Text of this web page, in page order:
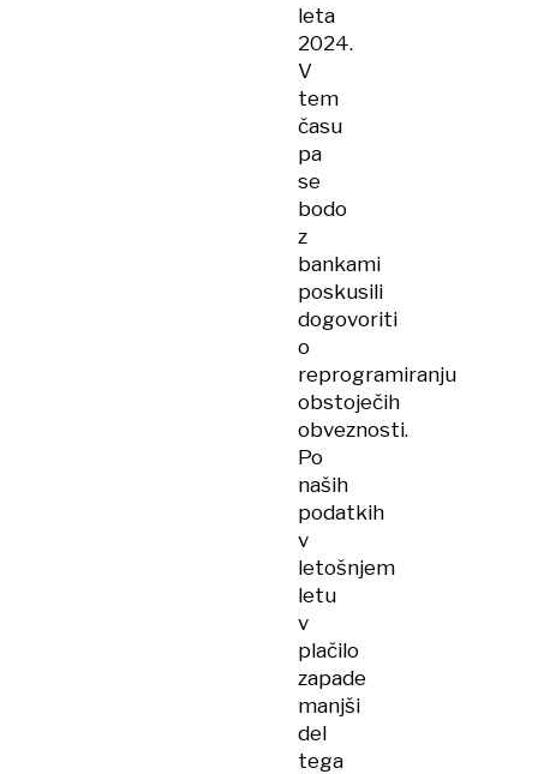
leta
2024.
V
tem
času
pa
se
bodo
z
bankami
poskusili
dogovoriti
o
reprogramiranju
obstoječih
obveznosti.
Po
naših
podatkih
v
letošnjem
letu
v
plačilo
zapade
manjši
del
tega